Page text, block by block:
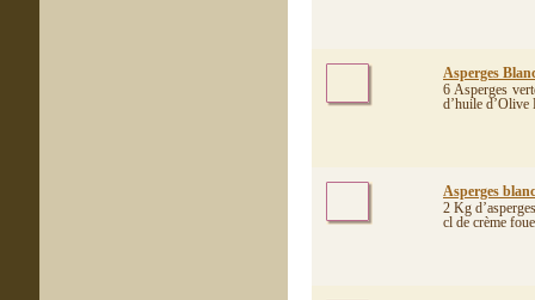
Asperges
6 Asperges
d’huile d’Olive
Asperges
2 Kg
cl de crème